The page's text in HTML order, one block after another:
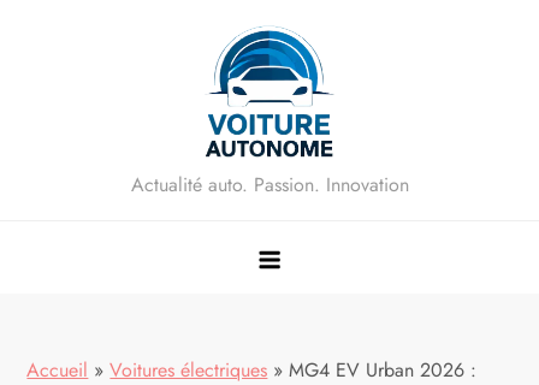
Actualité auto. Passion. Innovation
Accueil » Voitures électriques » MG4 EV Urban 2026 :